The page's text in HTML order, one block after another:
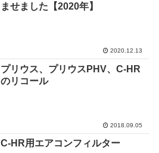
ませました【2020年】
2020.12.13
プリウス、プリウスPHV、C-HR
のリコール
2018.09.05
C-HR用エアコンフィルター